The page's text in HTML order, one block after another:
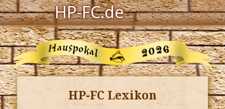
HP-FC.de
Navigation
Harry Potter
Der HP-FC
HogwartsHP-FC Lexikon